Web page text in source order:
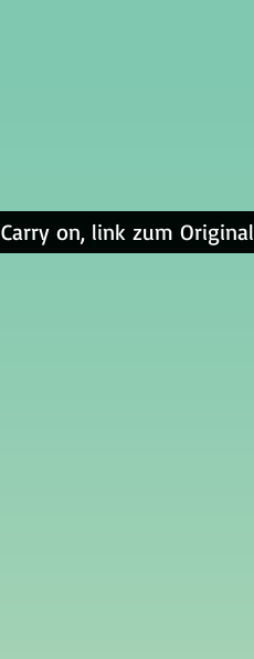
Carry on, link zum Original